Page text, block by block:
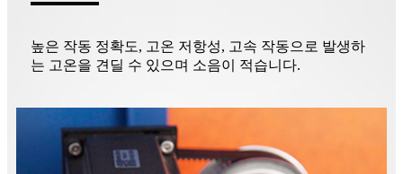
높은 작동 정확도, 고온 저항성, 고속 작동으로 발생하
는 고온을 견딜 수 있으며 소음이 적습니다.